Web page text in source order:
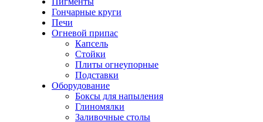
Гончарные круги
Печи
Огневой припас
Капсель
Стойки
Плиты огнеупорные
Подставки
Оборудование
Боксы для напыления
Глиномялки
Заливочные столы